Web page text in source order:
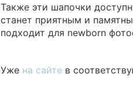
Также эти шапочки
станет приятным и
подходит для newborn
Уже на сайте в